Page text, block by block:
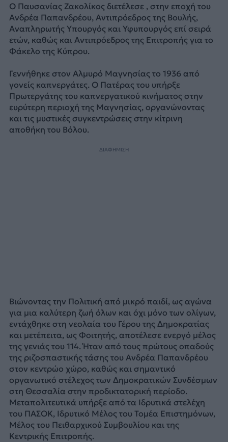
Ο Παυσανίας Ζακολίκος διετέλεσε , στην εποχή του
Ανδρέα Παπανδρέου, Αντιπρόεδρος της Βουλής,
Αναπληρωτής Υπουργός και Υφυπουργός επί σειρά
ετών, καθώς και Αντιπρόεδρος της Επιτροπής για το
Φάκελο της Κύπρου.
Γεννήθηκε στον Αλμυρό Μαγνησίας το 1936 από
γονείς καπνεργάτες. Ο Πατέρας του υπήρξε
Πρωτεργάτης του καπνεργατικού κινήματος στην
ευρύτερη περιοχή της Μαγνησίας, οργανώνοντας
και τις μυστικές συγκεντρώσεις στην κίτρινη
αποθήκη του Βόλου.
ΔΙΑΦΗΜΙΣΗ
Βιώνοντας την Πολιτική από μικρό παιδί, ως αγώνα
για μια καλύτερη ζωή όλων και όχι μόνο των ολίγων,
εντάχθηκε στη νεολαία του Γέρου της Δημοκρατίας
και μετέπειτα, ως Φοιτητής, αποτέλεσε ενεργό μέλος
της γενιάς του 114. Ήταν από τους πρώτους οπαδούς
της ριζοσπαστικής τάσης του Ανδρέα Παπανδρέου
στον κεντρώο χώρο, καθώς και σημαντικό
οργανωτικό στέλεχος των Δημοκρατικών Συνδέσμων
στη Θεσσαλία στην προδικτατορική περίοδο.
Μεταπολιτευτικά υπήρξε από τα Ιδρυτικά στελέχη
του ΠΑΣΟΚ, Ιδρυτικό Μέλος του Τομέα Επιστημόνων,
Μέλος του Πειθαρχικού Συμβουλίου και της
Κεντρικής Επιτροπής.